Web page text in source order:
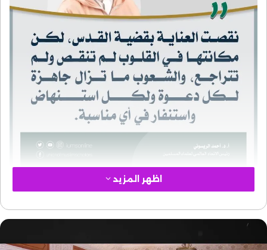
القدس قضية
اظهر المزيد